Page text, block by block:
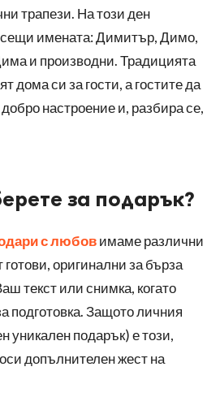
трапези. На този ден
имената: Димитър, Димо,
и производни. Традицията
дома си за гости, а гостите да
настроение и, разбира се,
за подарък?
с любовимаме различни
оригинални за бърза
текст или снимка, когато
подготовка. Защото личния
уникален подарък) е този,
допълнителен жест на